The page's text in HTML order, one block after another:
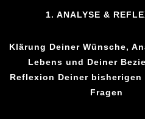
1. ANALYSE &
Klärung Deiner Wünsche,
Lebens und Deiner
Reflexion Deiner bisherigen
Fragen